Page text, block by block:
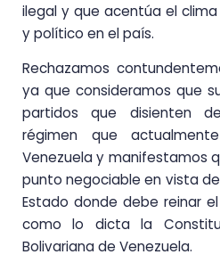
ilegal y que acentúa el
y político en el país.
Rechazamos
ya que consideramos que
partidos que disienten
régimen que
Venezuela y manifestamos
punto negociable en vista
Estado donde debe reinar
como lo dicta la
Bolivariana de Venezuela.